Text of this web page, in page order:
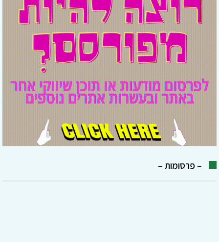
– פרסומות –